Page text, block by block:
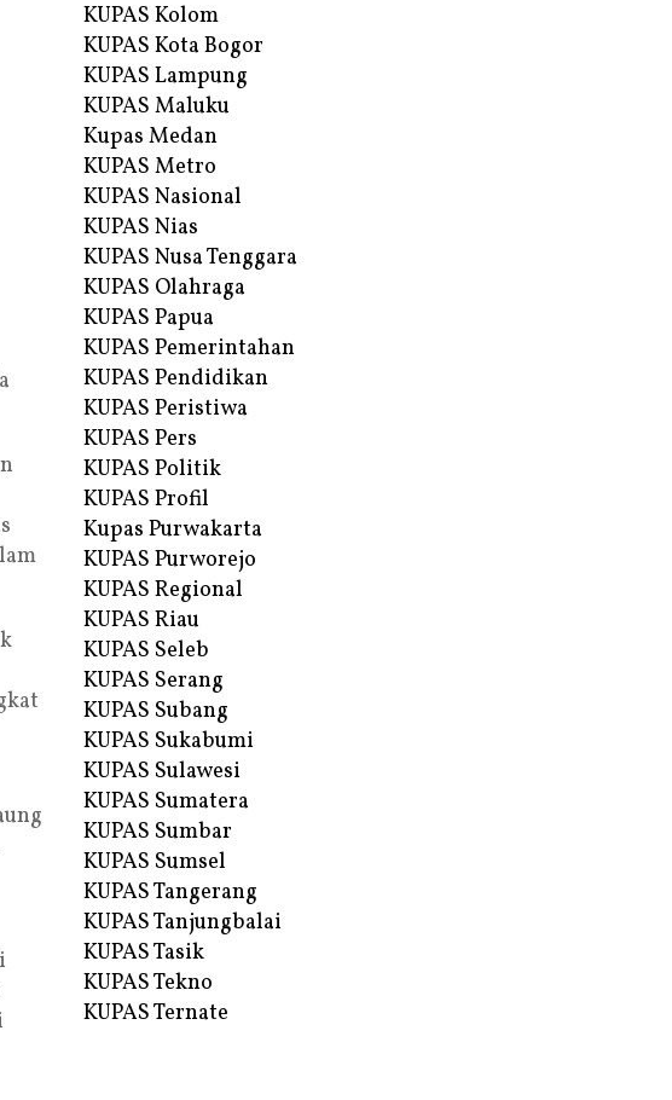
KUPAS Kolom
KUPAS Kota Bogor
KUPAS Lampung
KUPAS Maluku
Kupas Medan
KUPAS Metro
KUPAS Nasional
KUPAS Nias
KUPAS Nusa Tenggara
KUPAS Olahraga
KUPAS Papua
KUPAS Pemerintahan
KUPAS Pendidikan
KUPAS Peristiwa
KUPAS Pers
KUPAS Politik
KUPAS Profil
Kupas Purwakarta
KUPAS Purworejo
KUPAS Regional
KUPAS Riau
KUPAS Seleb
KUPAS Serang
KUPAS Subang
KUPAS Sukabumi
KUPAS Sulawesi
KUPAS Sumatera
KUPAS Sumbar
KUPAS Sumsel
KUPAS Tangerang
KUPAS Tanjungbalai
KUPAS Tasik
KUPAS Tekno
KUPAS Ternate